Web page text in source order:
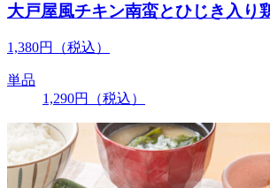
大戸屋風チキン南蛮とひじき入り
1,380円 （税込）
単品
1,290円 （税込）